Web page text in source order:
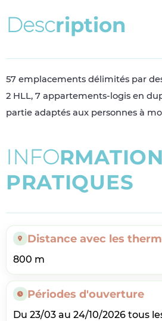
Description
57 emplacements délimités par
2 HLL, 7 appartements-logis en
partie adaptés aux personnes à
INFORMATION
PRATIQUES
Distance avec les
800 m
Périodes d'ouverture
Du 23/03 au 24/10/2026 tous